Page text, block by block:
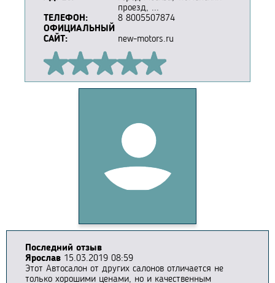
проезд, ...
ТЕЛЕФОН:
8 8005507874
ОФИЦИАЛЬНЫЙ
САЙТ:
new-motors.ru
Последний отзыв
Ярослав 15.03.2019 08:59
Этот Автосалон от других салонов отличается не
только хорошими ценами, но и качественным